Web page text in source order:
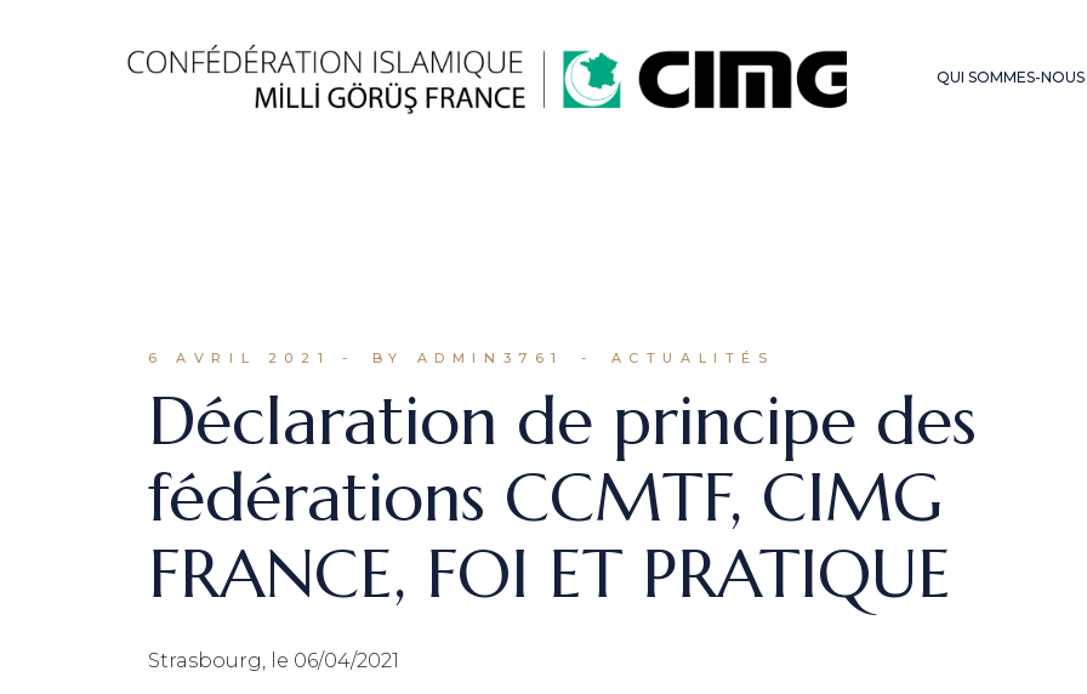
QUI SOMMES-NOUS
LES SERMONS DU
VENDREDI
6 AVRIL 2021 BY ADMIN3761 ACTUALITÉS
Déclaration de principe des
fédérations CCMTF, CIMG
FRANCE, FOI ET PRATIQUE
Strasbourg, le 06/04/2021